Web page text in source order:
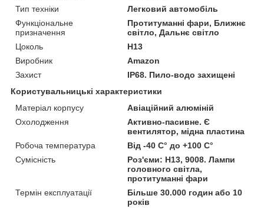
Тип техніки
Легковий автомобіль
Функціональне
призначення
Протитуманні фари, Ближнє
світло, Дальнє світло
Цоколь
H13
Виробник
Amazon
Захист
IP68. Пило-водо захищені
Користувальницькі характеристики
Матеріал корпусу
Авіаційний алюміній
Охолодження
Активно-пасивне. Є
вентилятор, мідна пластина
Робоча температура
Від -40 С° до +100 С°
Сумісність
Роз'єми: H13, 9008. Лампи
головного світла,
протитуманні фари
Термін експлуатації
Більше 30.000 годин або 10
років